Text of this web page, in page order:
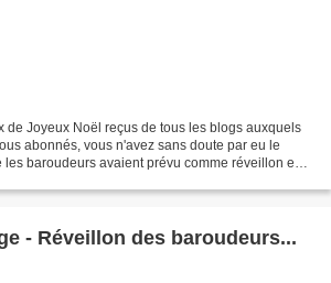
Joyeux Noël reçus de tous les blogs auxquels
abonnés, vous n'avez sans doute par eu le
baroudeurs avaient prévu comme réveillon en
- Réveillon des baroudeurs...